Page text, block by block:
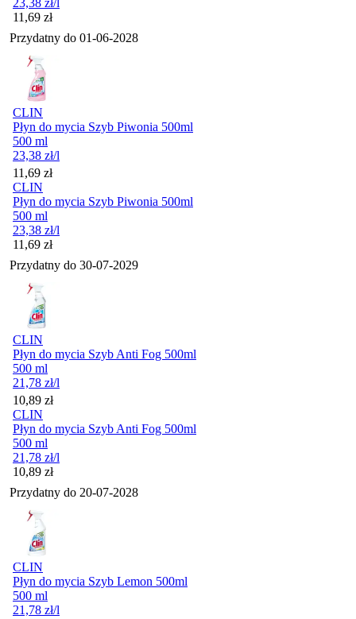
23,38 zł/l
Cena
11,69 zł
Przydatny do 01-06-2028
CLIN
Płyn do mycia Szyb Piwonia 500ml
500 ml
23,38 zł/l
Cena
11,69 zł
CLIN
Płyn do mycia Szyb Piwonia 500ml
500 ml
23,38 zł/l
Cena
11,69 zł
Przydatny do 30-07-2029
CLIN
Płyn do mycia Szyb Anti Fog 500ml
500 ml
21,78 zł/l
Cena
10,89 zł
CLIN
Płyn do mycia Szyb Anti Fog 500ml
500 ml
21,78 zł/l
Cena
10,89 zł
Przydatny do 20-07-2028
CLIN
Płyn do mycia Szyb Lemon 500ml
500 ml
21,78 zł/l